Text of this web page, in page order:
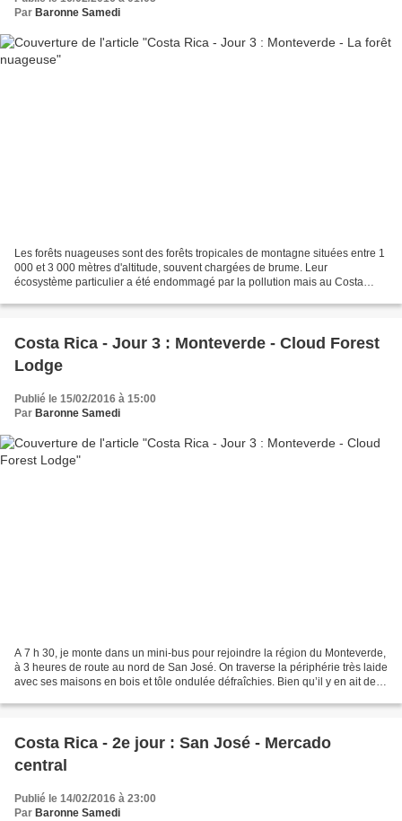
Par Baronne Samedi
Les forêts nuageuses sont des forêts tropicales de montagne situées entre 1
000 et 3 000 mètres d'altitude, souvent chargées de brume. Leur
écosystème particulier a été endommagé par la pollution mais au Costa
Costa Rica - Jour 3 : Monteverde - Cloud Forest
Lodge
Publié le 15/02/2016 à 15:00
Par Baronne Samedi
A 7 h 30, je monte dans un mini-bus pour rejoindre la région du Monteverde,
à 3 heures de route au nord de San José. On traverse la périphérie très laide
avec ses maisons en bois et tôle ondulée défraîchies. Bien qu’il y en ait de
Costa Rica - 2e jour : San José - Mercado
central
Publié le 14/02/2016 à 23:00
Par Baronne Samedi